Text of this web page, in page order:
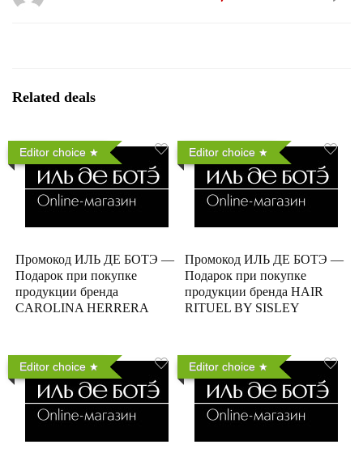
Related deals
Editor choice
Промокод ИЛЬ ДЕ БОТЭ —
Подарок при покупке
продукции бренда
CAROLINA HERRERA
Editor choice
Промокод ИЛЬ ДЕ БОТЭ —
Подарок при покупке
продукции бренда HAIR
RITUEL BY SISLEY
Editor choice Editor choice